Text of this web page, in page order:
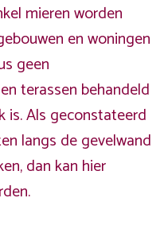
mieren worden
en woningen
geen
terassen behandeld
is. Als geconstateerd
langs de gevelwand
dan kan hier